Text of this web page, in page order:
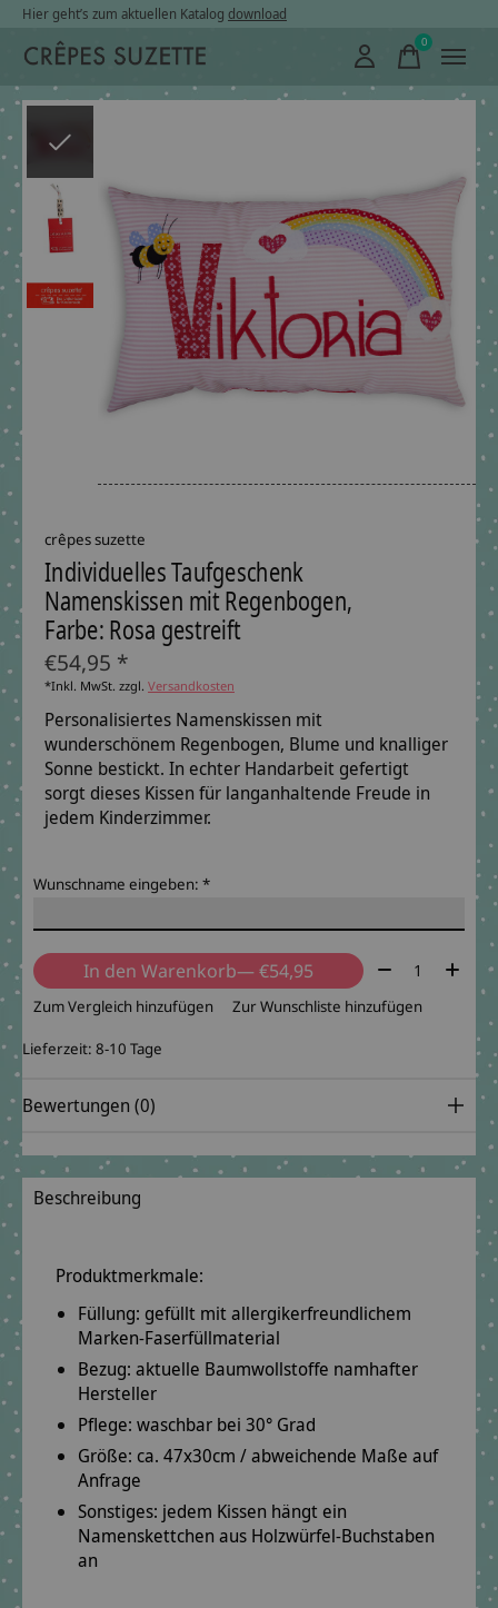
Hier geht’s zum aktuellen Katalog download
0items
crêpes suzette
Individuelles Taufgeschenk
Namenskissen mit Regenbogen,
Farbe: Rosa gestreift
€54,95 *
*Inkl. MwSt. zzgl. Versandkosten
Personalisiertes Namenskissen mit
wunderschönem Regenbogen, Blume und knalliger
Sonne bestickt. In echter Handarbeit gefertigt
sorgt dieses Kissen für langanhaltende Freude in
jedem Kinderzimmer.
Wunschname eingeben: *
In den Warenkorb — €54,95 Menge:
Zum Vergleich hinzufügen Zur Wunschliste hinzufügen
Lieferzeit: 8-10 Tage
Bewertungen (0)
Beschreibung
Produktmerkmale:
Füllung: gefüllt mit allergikerfreundlichem
Marken-Faserfüllmaterial
Bezug: aktuelle Baumwollstoffe namhafter
Hersteller
Pflege: waschbar bei 30° Grad
Größe: ca. 47x30cm / abweichende Maße auf
Anfrage
Sonstiges: jedem Kissen hängt ein
Namenskettchen aus Holzwürfel-Buchstaben
an